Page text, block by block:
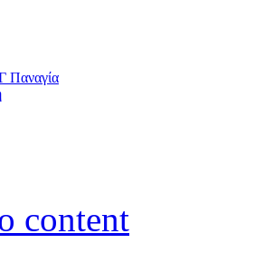
Παναγία
content